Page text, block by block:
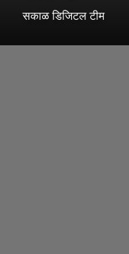
सकाळ डिजिटल टीम